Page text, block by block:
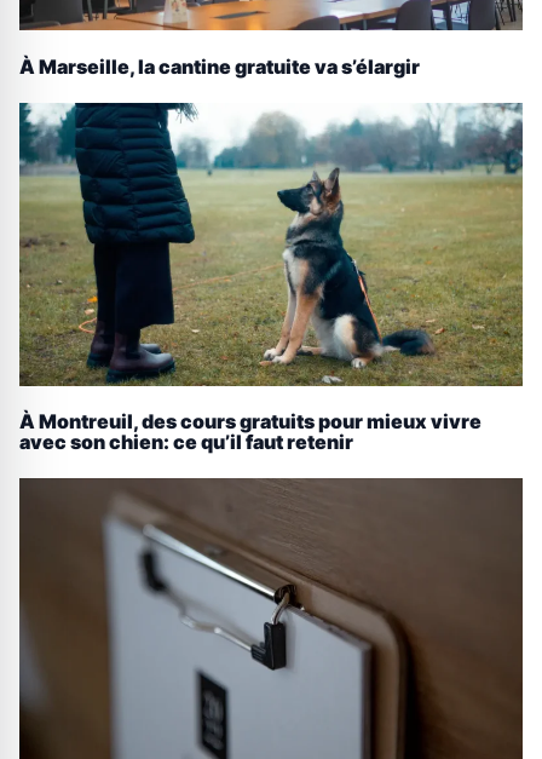
À Marseille, la cantine gratuite va s’élargir
À Montreuil, des cours gratuits pour mieux vivre
avec son chien: ce qu’il faut retenir